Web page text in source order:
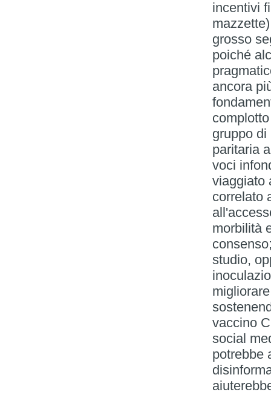
incentivi
grosso
poiché
ancora
gruppo
paritaria
voci
viaggiato
correlato
morbilità
studio,
vaccino
social
potrebbe